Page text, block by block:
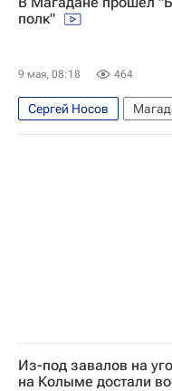
Глеб Никитин
Игорь
полк"
9 мая, 08:18 464
Сергей Носов
Магадан
Дальний
Из-под завалов на
на Колыме достали